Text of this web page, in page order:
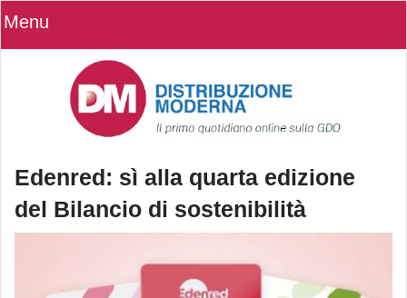
Menu
Edenred: sì alla quarta edizione
del Bilancio di sostenibilità